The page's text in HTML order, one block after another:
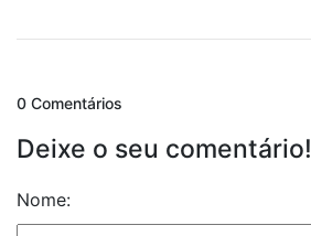
0 Comentários
Deixe o seu comentário!
Nome: